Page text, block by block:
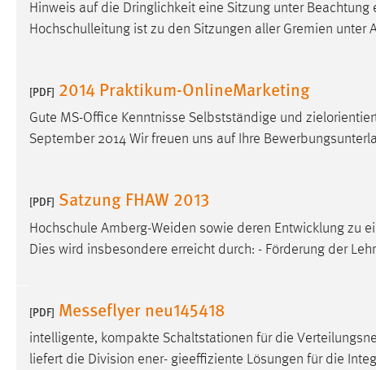
Hinweis auf die Dringlichkeit eine Sitzung unter Beachtung
Hochschulleitung ist zu den Sitzungen aller Gremien unter
[PDF] 2014 Praktikum-OnlineMarketing
Gute MS-Office Kenntnisse Selbstständige und
September 2014 Wir freuen uns auf Ihre
[PDF] Satzung FHAW 2013
Hochschule Amberg-Weiden sowie deren Entwicklung zu
Dies wird insbesondere erreicht durch: - Förderung der
[PDF] Messeflyer neu145418
intelligente, kompakte Schaltstationen für die
liefert die Division ener- gieeffiziente Lösungen für die
verwendet, um personalisierte Werbung anzuzeigen.
Sie tun dies, indem sie Besucher über Websites
hinweg verfolgen.
Name: _gcl_au
Anbieter: Google Ireland Limited
Facebook Pixel